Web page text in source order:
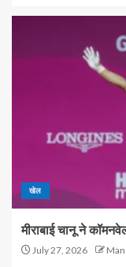
खेल
मीराबाई चानू ने
July 27, 2026